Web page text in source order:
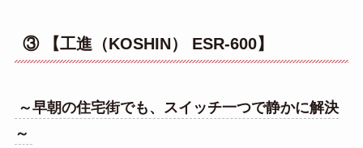
③ 【工進（KOSHIN） ESR-600】
～早朝の住宅街でも、スイッチ一つで静かに解決
～